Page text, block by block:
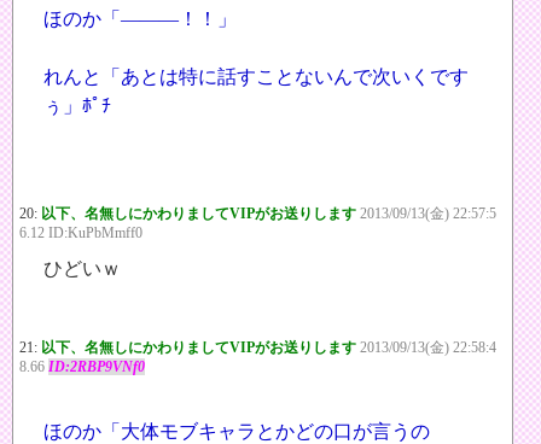
ほのか「―――！！」
れんと「あとは特に話すことないんで次いくです
ぅ」ﾎﾟﾁ
20: 以下、名無しにかわりましてVIPがお送りします 2013/09/13(金) 22:57:5
6.12 ID:KuPbMmff0
ひどいｗ
21: 以下、名無しにかわりましてVIPがお送りします 2013/09/13(金) 22:58:4
8.66 ID:2RBP9VNf0
ほのか「大体モブキャラとかどの口が言うの